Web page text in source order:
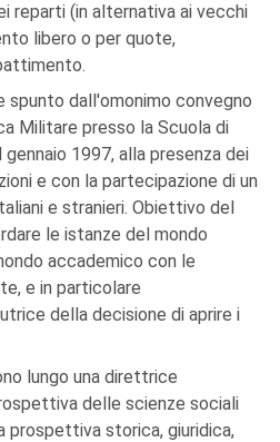
reparti (in alternativa ai vecchi
libero o per quote,
spunto dall'omonimo convegno
Militare presso la Scuola di
gennaio 1997, alla presenza dei
e con la partecipazione di un
e stranieri. Obiettivo del
le istanze del mondo
accademico con le
e in particolare
della decisione di aprire i
lungo una direttrice
delle scienze sociali
prospettiva storica, giuridica,